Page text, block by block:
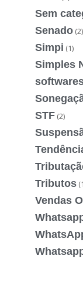
Sem
Senado (2)
Simpi (1)
Simples
STF (2)
Tributos
Vendas